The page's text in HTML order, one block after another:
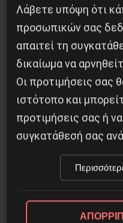
3 Αυγούστου 2026
Λάβετε υπόψη ότι
προσωπικών σας
απαιτεί τη
δικαίωμα να
Οι προτιμήσεις σας
ιστότοπο και
προτιμήσεις σας ή
συγκατάθεσή σας